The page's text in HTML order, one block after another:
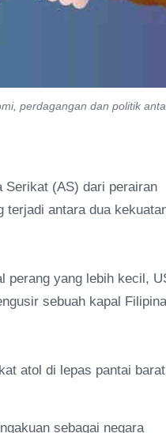
perdagangan dan politik
Serikat (AS) dari perairan
terjadi antara dua
perang yang lebih kecil,
sebuah kapal Filipina
atol di lepas pantai barat
sebagai negara